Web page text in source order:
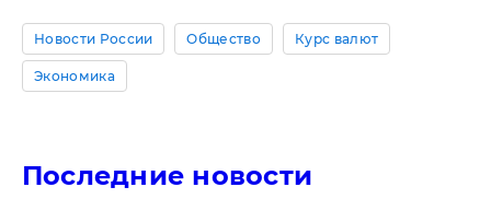
Новости России Общество Курс валют
Экономика
Последние новости